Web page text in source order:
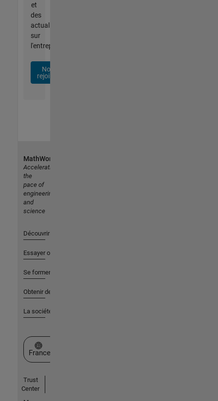
et
des
actualités
sur
l'entreprise.
Nous
rejoindre
MathWorks
Accelerating
the
pace of
engineering
and
science
Découvrir les produits
Essayer ou acheter
Se former
Obtenir de l'aide
La société
Sélectionner un site web
France
Trust
Center